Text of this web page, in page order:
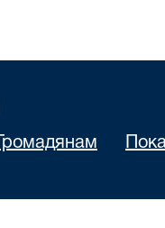
Громадянам